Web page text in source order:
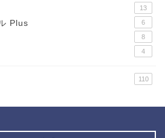
13
Plus 6
8
4
110